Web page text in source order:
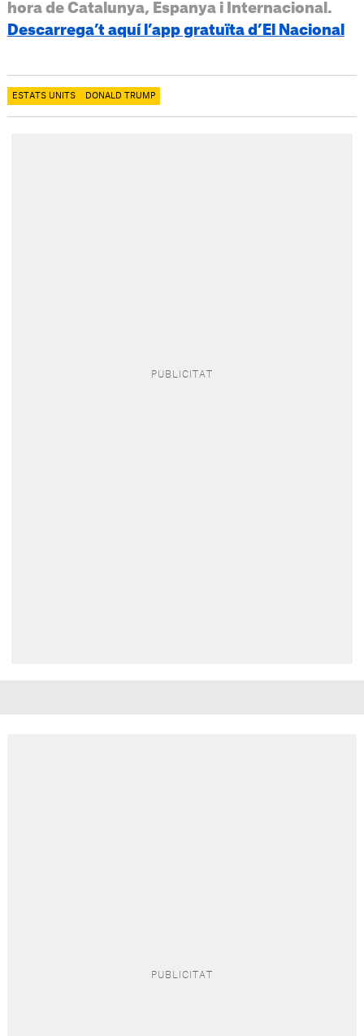
hora de Catalunya, Espanya i Internacional.
Descarrega’t aquí l’app gratuïta d’El Nacional
ESTATS UNITS DONALD TRUMP